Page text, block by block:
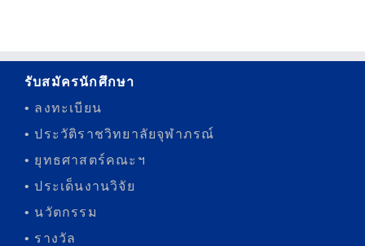
รับสมัครนักศึกษา
• ลงทะเบียน
• ประวัติราชวิทยาลัยจุฬาภรณ์
• ยุทธศาสตร์คณะฯ
• ประเด็นงานวิจัย
• นวัตกรรม
• รางวัล